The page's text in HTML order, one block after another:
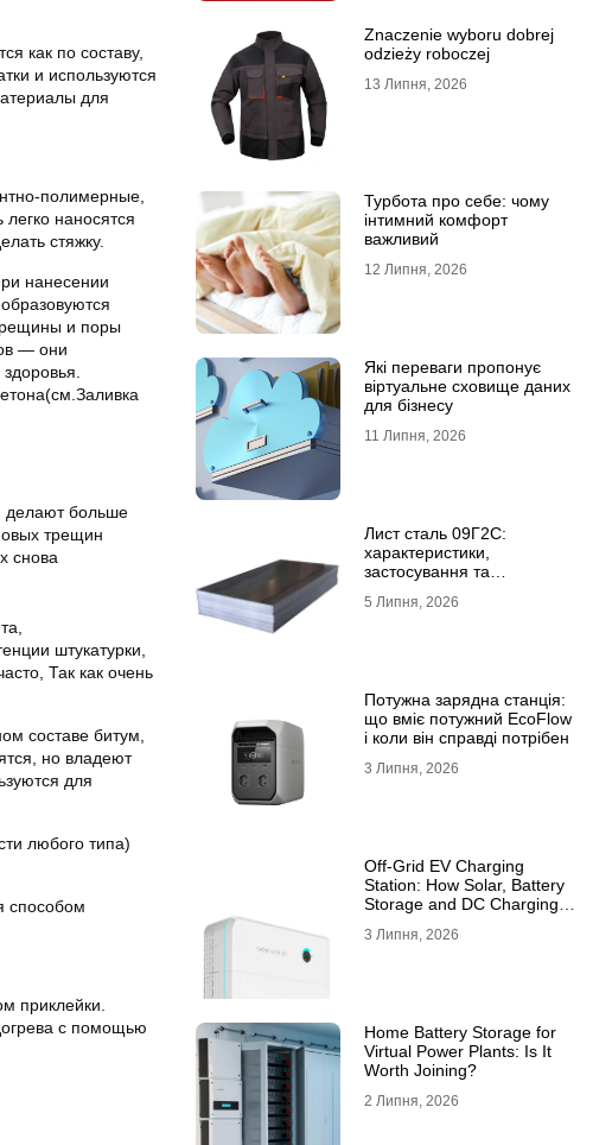
как по составу,
и используются
для
полимерные,
наносятся
стяжку.
нанесении
и поры
— они
делают больше
трещин
снова
штукатурки,
Так как очень
составе битум,
но владеют
для
любого типа)
способом
приклейки.
с помощью
Znaczenie wyboru dobrej
odzieży roboczej
13 Липня, 2026
Турбота про себе: чому
інтимний комфорт
важливий
12 Липня, 2026
Які переваги пропонує
віртуальне сховище даних
для бізнесу
11 Липня, 2026
Лист сталь 09Г2С:
характеристики,
застосування та
10ХСНД
5 Липня, 2026
Потужна зарядна станція:
що вміє потужний EcoFlow
і коли він справді потрібен
3 Липня, 2026
Off-Grid EV Charging
Station: How Solar, Battery
Storage and DC Charging
3 Липня, 2026
Home Battery Storage for
Virtual Power Plants: Is It
Worth Joining?
2 Липня, 2026